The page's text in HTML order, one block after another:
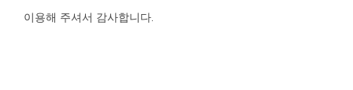
이용해 주셔서 감사합니다.